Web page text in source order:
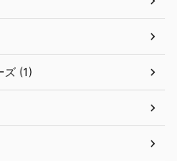
ズ (1)